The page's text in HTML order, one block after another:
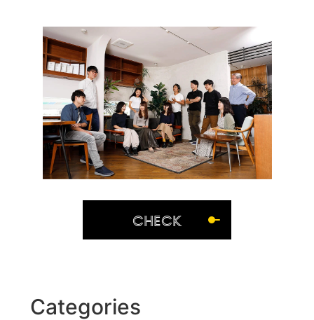
CHECK
Categories